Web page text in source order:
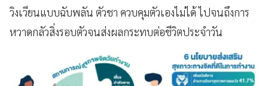
วิงเวียนแบบฉับพลัน ตัวชา ควบคุมตัวเองไม่ได้ ไปจนถึงการ
หวาดกลัวสิ่งรอบตัวจนส่งผลกระทบต่อชีวิตประจำวัน